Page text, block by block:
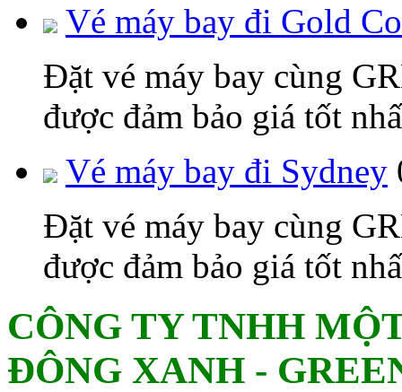
Vé máy bay đi Gold
Đặt vé máy bay cùng
được đảm bảo giá tốt
Vé máy bay đi Sydney
Đặt vé máy bay cùng
được đảm bảo giá tốt
CÔNG TY TNHH
ĐÔNG XANH -